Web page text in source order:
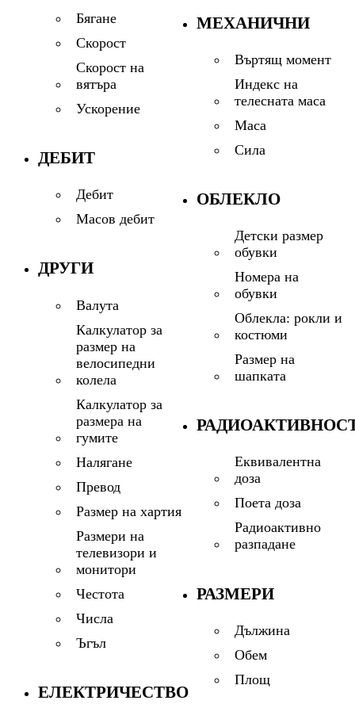
Бягане
Скорост
Скорост на
вятъра
Ускорение
ДЕБИТ
Дебит
Масов дебит
ДРУГИ
Валута
Калкулатор за
размер на
велосипедни
колела
Калкулатор за
размера на
гумите
Налягане
Превод
Размер на хартия
Размери на
телевизори и
монитори
Честота
Числа
Ъгъл
ЕЛЕКТРИЧЕСТВО
МЕХАНИЧНИ
Въртящ момент
Индекс на
телесната маса
Маса
Сила
ОБЛЕКЛО
Детски размер
обувки
Номера на
обувки
Облекла: рокли и
костюми
Размер на
шапката
Еквивалентна
доза
Поета доза
Радиоактивно
разпадане
РАЗМЕРИ
Дължина
Обем
Площ